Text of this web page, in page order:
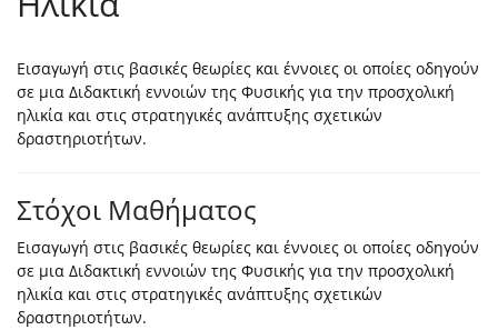
Εισαγωγή στις βασικές θεωρίες και έννοιες οι οποίες οδηγούν
σε μια Διδακτική εννοιών της Φυσικής για την προσχολική
ηλικία και στις στρατηγικές ανάπτυξης σχετικών
δραστηριοτήτων.
Στόχοι Μαθήματος
Εισαγωγή στις βασικές θεωρίες και έννοιες οι οποίες οδηγούν
σε μια Διδακτική εννοιών της Φυσικής για την προσχολική
ηλικία και στις στρατηγικές ανάπτυξης σχετικών
δραστηριοτήτων.